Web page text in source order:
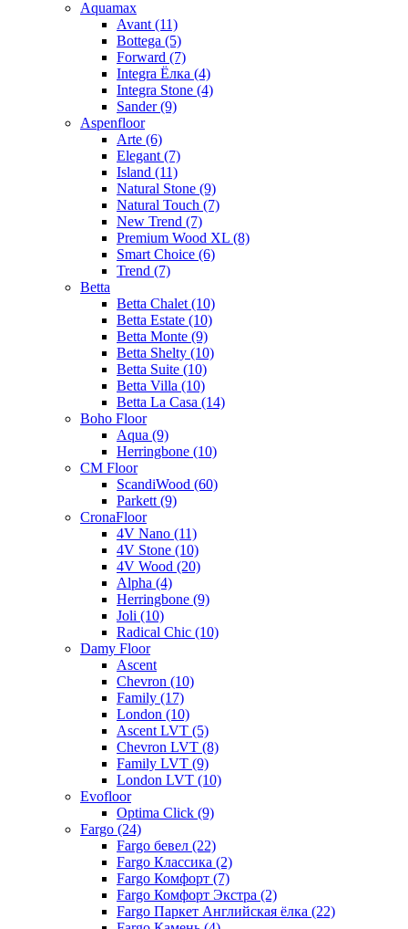
Aquamax
Avant (11)
Bottega (5)
Forward (7)
Integra Ёлка (4)
Integra Stone (4)
Sander (9)
Aspenfloor
Arte (6)
Elegant (7)
Island (11)
Natural Stone (9)
Natural Touch (7)
New Trend (7)
Premium Wood XL (8)
Smart Choice (6)
Trend (7)
Betta
Betta Chalet (10)
Betta Estate (10)
Betta Monte (9)
Betta Shelty (10)
Betta Suite (10)
Betta Villa (10)
Betta La Casa (14)
Boho Floor
Aqua (9)
Herringbone (10)
CM Floor
ScandiWood (60)
Parkett (9)
CronaFloor
4V Nano (11)
4V Stone (10)
4V Wood (20)
Alpha (4)
Herringbone (9)
Joli (10)
Radical Chic (10)
Damy Floor
Ascent
Chevron (10)
Family (17)
London (10)
Ascent LVT (5)
Chevron LVT (8)
Family LVT (9)
London LVT (10)
Evofloor
Optima Click (9)
Fargo (24)
Fargo бевел (22)
Fargo Классика (2)
Fargo Комфорт (7)
Fargo Комфорт Экстра (2)
Fargo Паркет Английская ёлка (22)